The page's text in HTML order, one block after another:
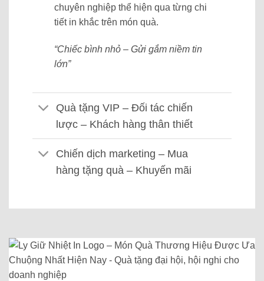
chuyên nghiệp thể hiện qua từng chi
tiết in khắc trên món quà.
“Chiếc bình nhỏ – Gửi gắm niềm tin
lớn”
Quà tặng VIP – Đối tác chiến
lược – Khách hàng thân thiết
Chiến dịch marketing – Mua
hàng tặng quà – Khuyến mãi